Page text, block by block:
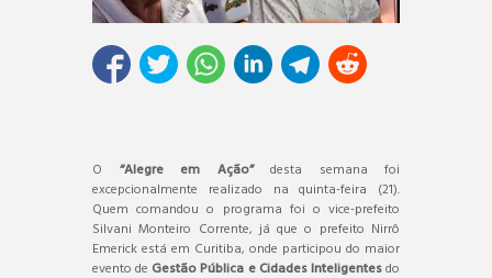
O “Alegre em Ação”desta semana foi
excepcionalmente realizado na quinta-feira (21).
Quem comandou o programa foi o vice-prefeito
Silvani Monteiro Corrente, já que o prefeito Nirrô
Emerick está em Curitiba, onde participou do maior
evento deGestão Pública e Cidades Inteligentesdo